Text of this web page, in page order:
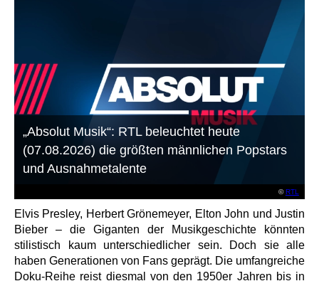
©RTL
„Absolut Musik“: RTL beleuchtet heute
(07.08.2026) die größten männlichen Popstars
und Ausnahmetalente
Elvis Presley, Herbert Grönemeyer, Elton John und Justin
Bieber – die Giganten der Musikgeschichte könnten
stilistisch kaum unterschiedlicher sein. Doch sie alle
haben Generationen von Fans geprägt. Die umfangreiche
Doku-Reihe reist diesmal von den 1950er Jahren bis in